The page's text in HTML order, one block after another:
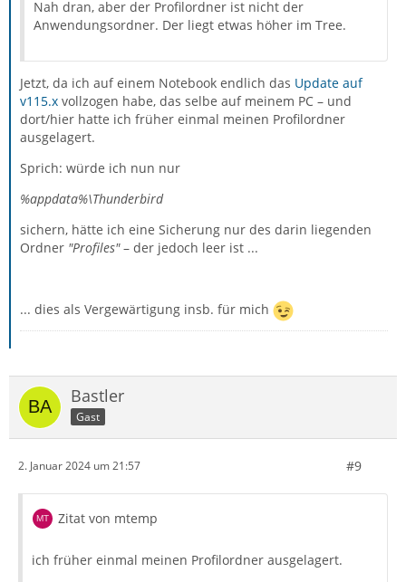
Nah dran, aber der Profilordner ist nicht der
Anwendungsordner. Der liegt etwas höher im Tree.
Jetzt, da ich auf einem Notebook endlich das Update auf
v115.x vollzogen habe, das selbe auf meinem PC – und
dort/hier hatte ich früher einmal meinen Profilordner
ausgelagert.
Sprich: würde ich nun nur
%appdata%\Thunderbird
sichern, hätte ich eine Sicherung nur des darin liegenden
Ordner "Profiles"– der jedoch leer ist ...
... dies als Vergewärtigung insb. für mich
Bastler
Gast
2. Januar 2024 um 21:57 #9
Zitat von mtemp
ich früher einmal meinen Profilordner ausgelagert.